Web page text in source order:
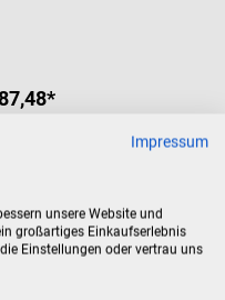
Impressum
unsere Website und
großartiges Einkaufserlebnis
Einstellungen oder vertrau uns